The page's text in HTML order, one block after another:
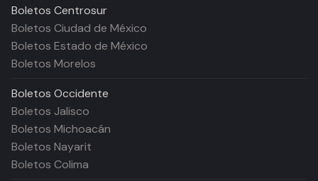
Boletos Centrosur
Boletos Ciudad de México
Boletos Estado de México
Boletos Morelos
Boletos Occidente
Boletos Jalisco
Boletos Michoacán
Boletos Nayarit
Boletos Colima